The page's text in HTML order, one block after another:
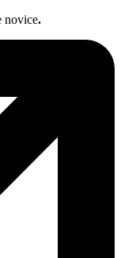
novice.